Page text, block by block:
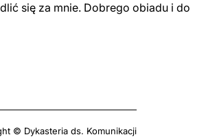
się za mnie. Dobrego obiadu i do
© Dykasteria ds. Komunikacji